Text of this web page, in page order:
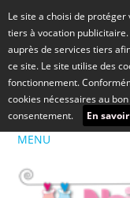
Le site a choisi de
tiers à vocation
auprès de services tiers
ce site. Le site utilise des
fonctionnement.
cookies nécessaires au
consentement.
En
MENU